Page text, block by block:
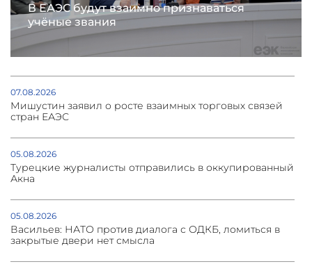
В ЕАЭС будут взаимно признаваться
учёные звания
07.08.2026
Мишустин заявил о росте взаимных торговых связей
стран ЕАЭС
05.08.2026
Турецкие журналисты отправились в оккупированный
Акна
05.08.2026
Васильев: НАТО против диалога с ОДКБ, ломиться в
закрытые двери нет смысла